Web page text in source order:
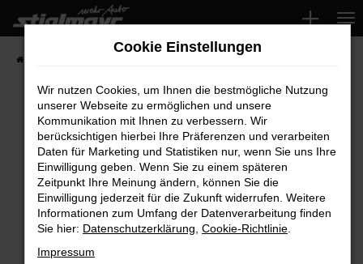
Zum
Hauptinhalt
springen
Fehler: Network Error
Beim Laden ist ein Fehler aufgetreten.
Hier sind ein paar Tipps, die dir helfen können:
Überprüfe deine Firewall und deine
Internetverbindung.
Laden andere Webseiten, zum Beispiel deine
Cookie Einstellungen
Wir nutzen Cookies, um Ihnen die bestmögliche Nutzung
unserer Webseite zu ermöglichen und unsere
Kommunikation mit Ihnen zu verbessern. Wir
berücksichtigen hierbei Ihre Präferenzen und verarbeiten
Daten für Marketing und Statistiken nur, wenn Sie uns Ihre
Einwilligung geben. Wenn Sie zu einem späteren
Zeitpunkt Ihre Meinung ändern, können Sie die
Einwilligung jederzeit für die Zukunft widerrufen. Weitere
Informationen zum Umfang der Datenverarbeitung finden
Sie hier: Datenschutzerklärung Cookie-Richtlinie
Impressum